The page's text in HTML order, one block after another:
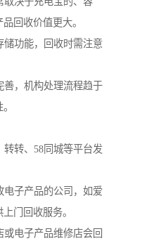
回收价值更大。
储功能，回收时需注意
善，机构处理流程趋于
转转、58同城等平台发
电子产品的公司，如爱
门回收服务。
电子产品维修店会回